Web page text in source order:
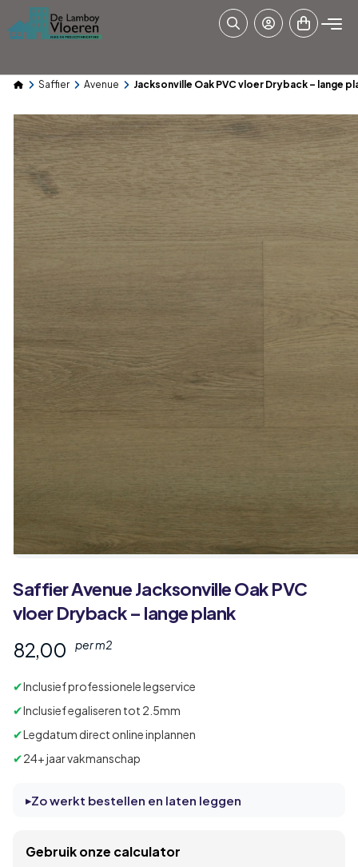
Saffier Avenue Jacksonville Oak PVC vloer Dryback – lange
SaffierAvenueJacksonville Oak PVC
vloer Dryback – lange plank
82,00 per m2
✔Inclusief professionele legservice
✔Inclusief egaliseren tot 2.5mm
✔Legdatum direct online inplannen
✔24+ jaar vakmanschap
Zo werkt bestellen en laten leggen
Gebruik onze calculator